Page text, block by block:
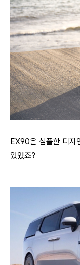
EX90은 심플한 디자
있었죠?